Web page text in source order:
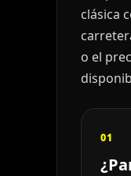
clásica
o el
01